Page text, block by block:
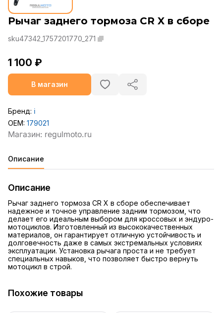
Рычаг заднего тормоза CR X в сборе
sku47342_1757201770_271
1 100 ₽
В магазин
Бренд: ℹ️
OEM: 179021
Описание
Описание
Рычаг заднего тормоза CR X в сборе обеспечивает
надежное и точное управление задним тормозом, что
делает его идеальным выбором для кроссовых и эндуро-
мотоциклов. Изготовленный из высококачественных
материалов, он гарантирует отличную устойчивость и
долговечность даже в самых экстремальных условиях
эксплуатации. Установка рычага проста и не требует
специальных навыков, что позволяет быстро вернуть
мотоцикл в строй.
Похожие товары